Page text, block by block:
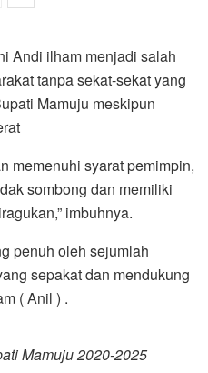
Andi ilham menjadi salah
tanpa sekat-sekat yang
Mamuju meskipun
memenuhi syarat pemimpin,
sombong dan memiliki
imbuhnya.
penuh oleh sejumlah
sepakat dan mendukung
( Anil ) .
Mamuju 2020-2025